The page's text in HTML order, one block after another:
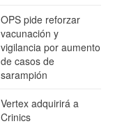
OPS pide reforzar
vacunación y
vigilancia por aumento
de casos de
sarampión
Vertex adquirirá a
Crinics